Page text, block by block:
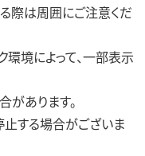
際は周囲にご注意くだ
境によって、一部表示
があります。
する場合がございま